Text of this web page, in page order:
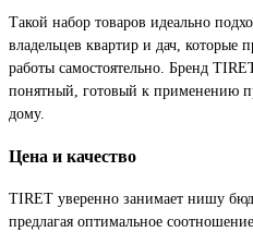
Такой набор товаров идеально
владельцев квартир и дач, которые
работы самостоятельно. Бренд
понятный, готовый к применению
дому.
Цена и качество
TIRET уверенно занимает нишу
предлагая оптимальное